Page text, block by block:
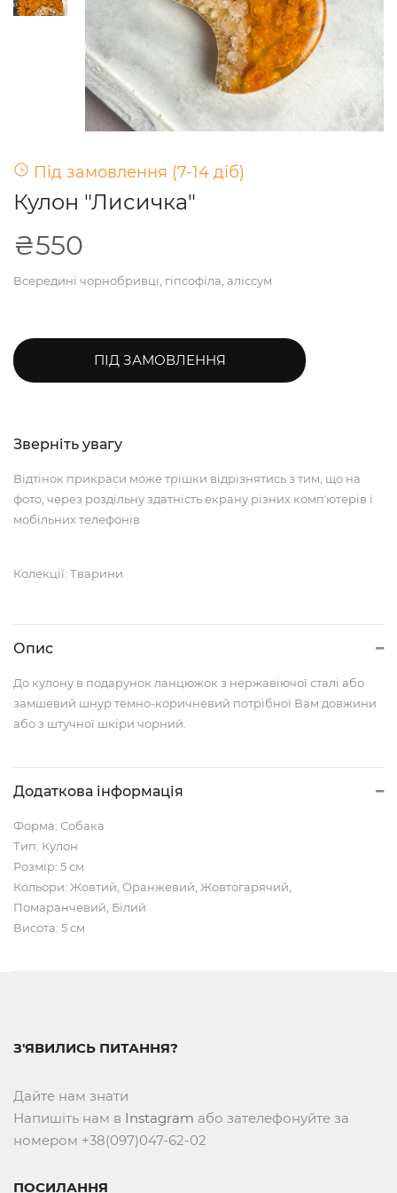
Під замовлення (7-14 діб)
Кулон "Лисичка"
₴550
Всередині чорнобривці, гіпсофіла, аліссум
ПІД ЗАМОВЛЕННЯ
Зверніть увагу
Відтінок прикраси може трішки відрізнятись з тим, що на
фото, через роздільну здатність екрану різних компʼютерів і
мобільних телефонів
Колекції: Тварини
Опис
До кулону в подарунок ланцюжок з нержавіючої сталі або
замшевий шнур темно-коричневий потрібної Вам довжини
або з штучної шкіри чорний.
Додаткова інформація
Форма: Собака
Тип: Кулон
Розмір: 5 см
Кольори: Жовтий, Оранжевий, Жовтогарячий,
Помаранчевий, Білий
Висота: 5 см
З'ЯВИЛИСЬ ПИТАННЯ?
Дайте нам знати
Напишіть нам в Instagram або зателефонуйте за
номером +38(097)047-62-02
ПОСИЛАННЯ